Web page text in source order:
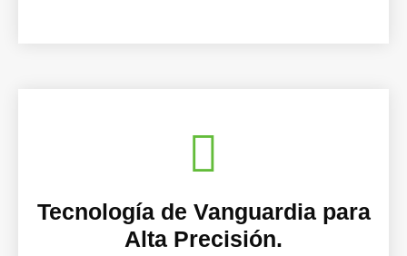
Tecnología de Vanguardia para
Alta Precisión.